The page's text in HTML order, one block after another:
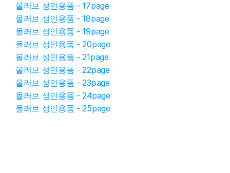
몰러브 성인용품 - 17page
몰러브 성인용품 - 18page
몰러브 성인용품 - 19page
몰러브 성인용품 - 20page
몰러브 성인용품 - 21page
몰러브 성인용품 - 22page
몰러브 성인용품 - 23page
몰러브 성인용품 - 24page
몰러브 성인용품 - 25page